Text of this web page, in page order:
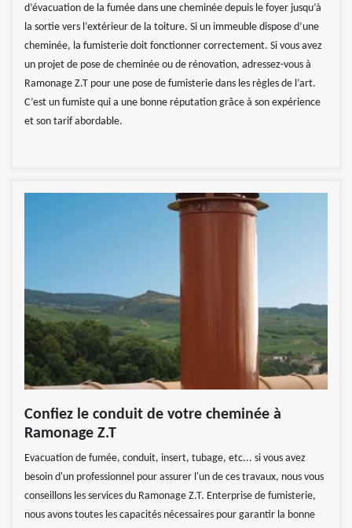
d’évacuation de la fumée dans une cheminée depuis le foyer jusqu’à
la sortie vers l’extérieur de la toiture. Si un immeuble dispose d’une
cheminée, la fumisterie doit fonctionner correctement. Si vous avez
un projet de pose de cheminée ou de rénovation, adressez-vous à
Ramonage Z.T pour une pose de fumisterie dans les règles de l’art.
C’est un fumiste qui a une bonne réputation grâce à son expérience
et son tarif abordable.
Confiez le conduit de votre cheminée à
Ramonage Z.T
Evacuation de fumée, conduit, insert, tubage, etc... si vous avez
besoin d'un professionnel pour assurer l'un de ces travaux, nous vous
conseillons les services du Ramonage Z.T. Enterprise de fumisterie,
nous avons toutes les capacités nécessaires pour garantir la bonne